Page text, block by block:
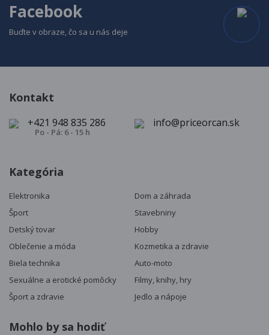
Facebook
Buďte v obraze, čo sa u nás deje
Kontakt
+421 948 835 286
Po - Pá: 6 - 15 h
info@priceorcan.sk
Kategória
Elektronika
Dom a záhrada
Šport
Stavebniny
Detský tovar
Hobby
Oblečenie a móda
Kozmetika a zdravie
Biela technika
Auto-moto
Sexuálne a erotické pomôcky
Filmy, knihy, hry
Šport a zdravie
Jedlo a nápoje
Mohlo by sa hodiť